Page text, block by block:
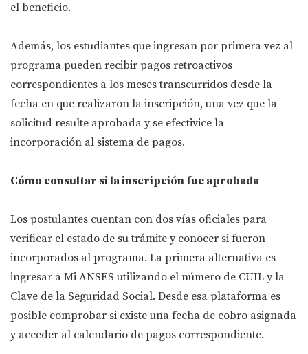
el beneficio.
Además, los estudiantes que ingresan por primera vez al
programa pueden recibir pagos retroactivos
correspondientes a los meses transcurridos desde la
fecha en que realizaron la inscripción, una vez que la
solicitud resulte aprobada y se efectivice la
incorporación al sistema de pagos.
Cómo consultar si la inscripción fue aprobada
Los postulantes cuentan con dos vías oficiales para
verificar el estado de su trámite y conocer si fueron
incorporados al programa. La primera alternativa es
ingresar a Mi ANSES utilizando el número de CUIL y la
Clave de la Seguridad Social. Desde esa plataforma es
posible comprobar si existe una fecha de cobro asignada
y acceder al calendario de pagos correspondiente.